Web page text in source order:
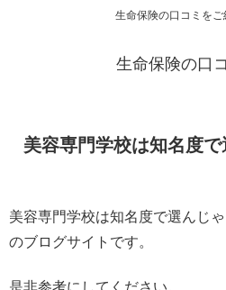
生命保険の口コミをご
生命保険の口
美容専門学校は知名度で
美容専門学校は知名度で選んじ
のブログサイトです。